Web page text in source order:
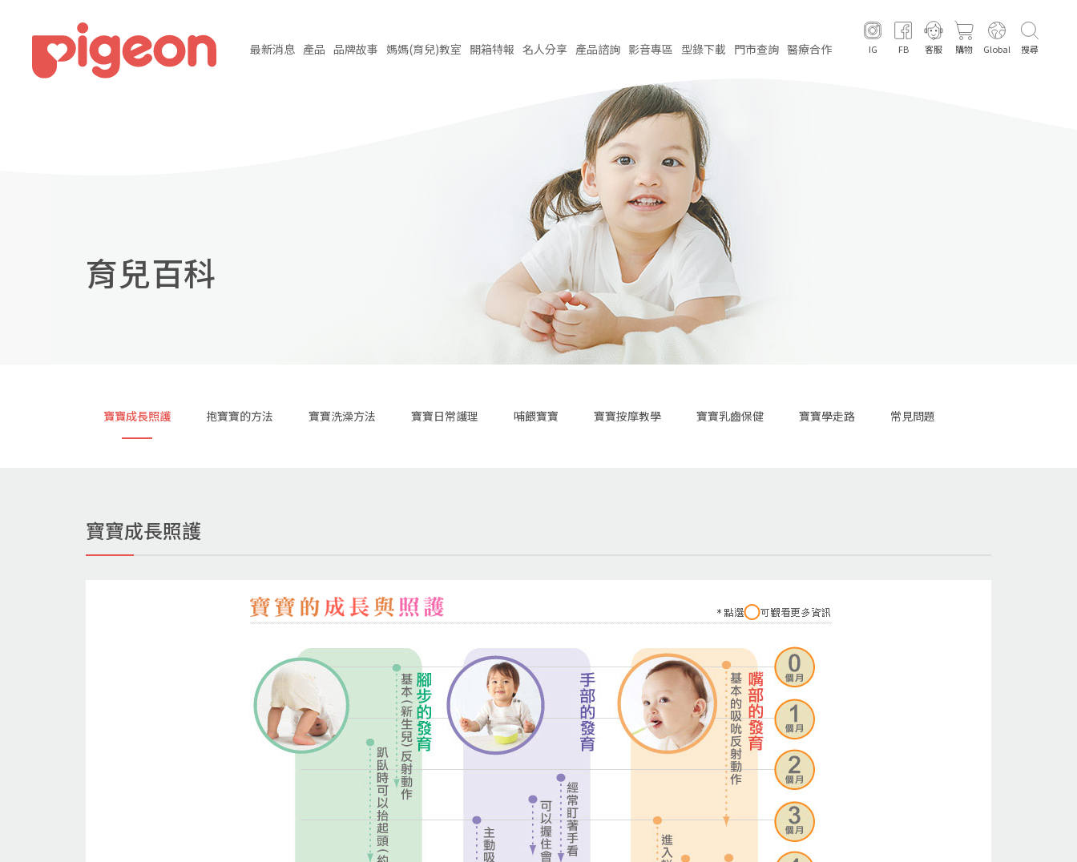
最新消息 產品 品牌故事 媽媽(育兒)教室 開箱特報 名人分享 產品諮詢 影音專區 型錄下載 門市查詢 醫療合作 IG FB 客服 購物 Global 搜尋
育兒百科
寶寶成長照護 抱寶寶的方法 寶寶洗澡方法 寶寶日常護理 哺餵寶寶 寶寶按摩教學 寶寶乳齒保健 寶寶學走路 常見問題
寶寶成長照護